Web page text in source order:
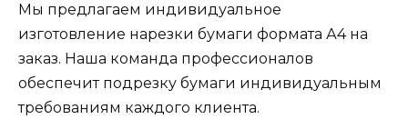
Мы предлагаем индивидуальное
изготовление нарезки бумаги формата А4 на
заказ. Наша команда профессионалов
обеспечит подрезку бумаги индивидуальным
требованиям каждого клиента.